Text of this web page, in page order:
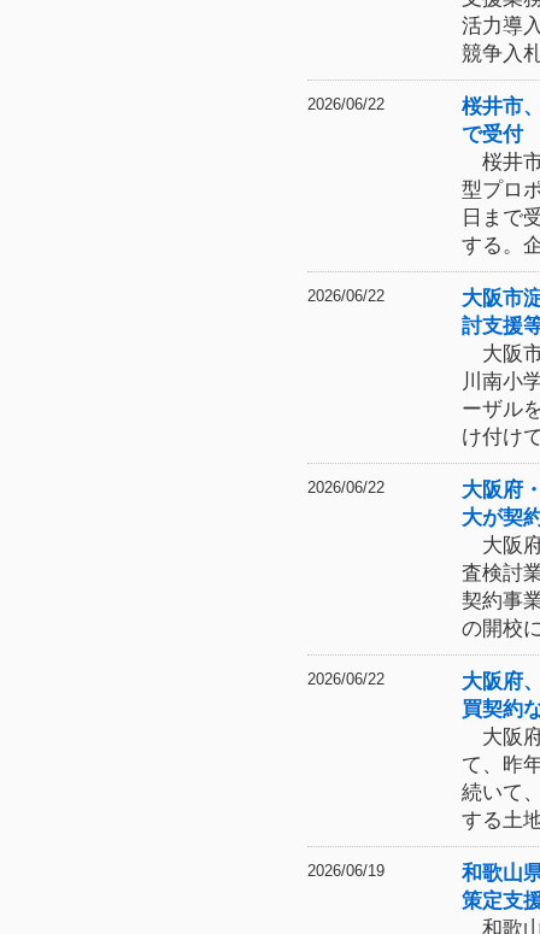
活力導
競争入
2026/06/22
桜井市
で受付
桜井
型プロ
日まで
する。
2026/06/22
大阪市
討支援
大阪
川南小
ーザル
け付け
2026/06/22
大阪府
大が契
大阪
査検討
契約事
の開校
2026/06/22
大阪府
買契約
大阪
て、昨
続いて
する土
2026/06/19
和歌山
策定支
和歌